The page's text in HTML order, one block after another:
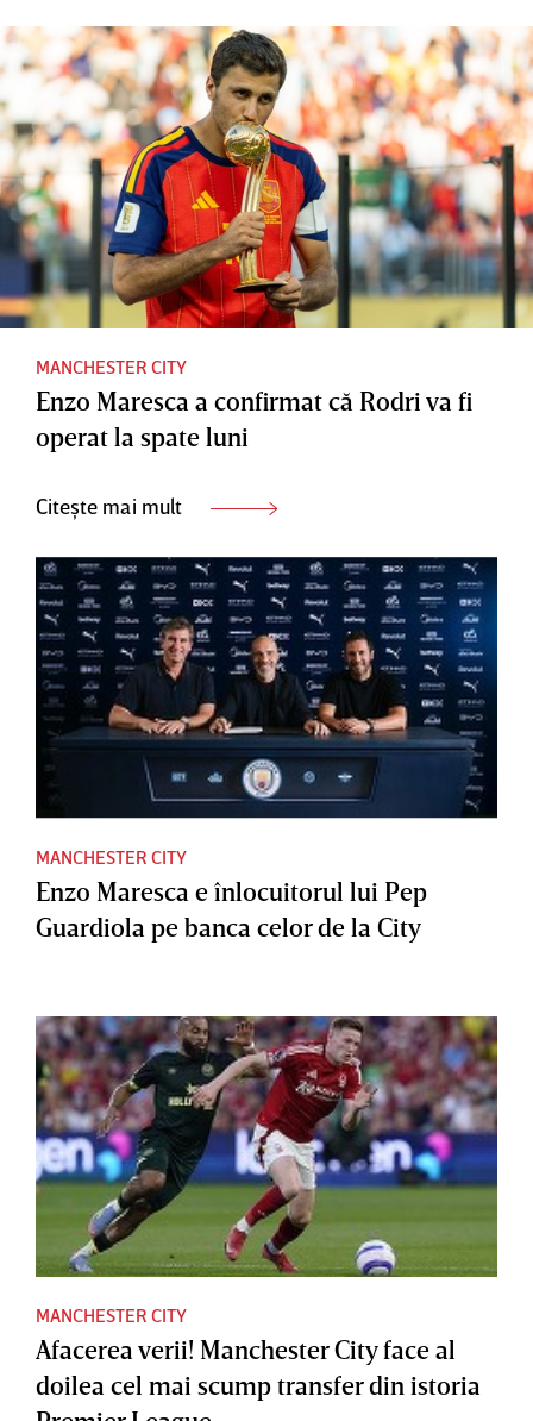
MANCHESTER CITY
Enzo Maresca a confirmat că Rodri va fi
operat la spate luni
Citește mai mult
MANCHESTER CITY
Enzo Maresca e înlocuitorul lui Pep
Guardiola pe banca celor de la City
MANCHESTER CITY
Afacerea verii! Manchester City face al
doilea cel mai scump transfer din istoria